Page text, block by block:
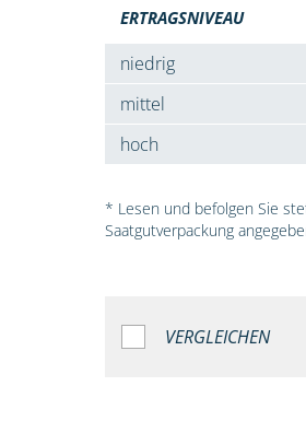
ERTRAGSNIVEAU
niedrig
mittel
hoch
* Lesen und befolgen Sie
Saatgutverpackung
VERGLEICHEN